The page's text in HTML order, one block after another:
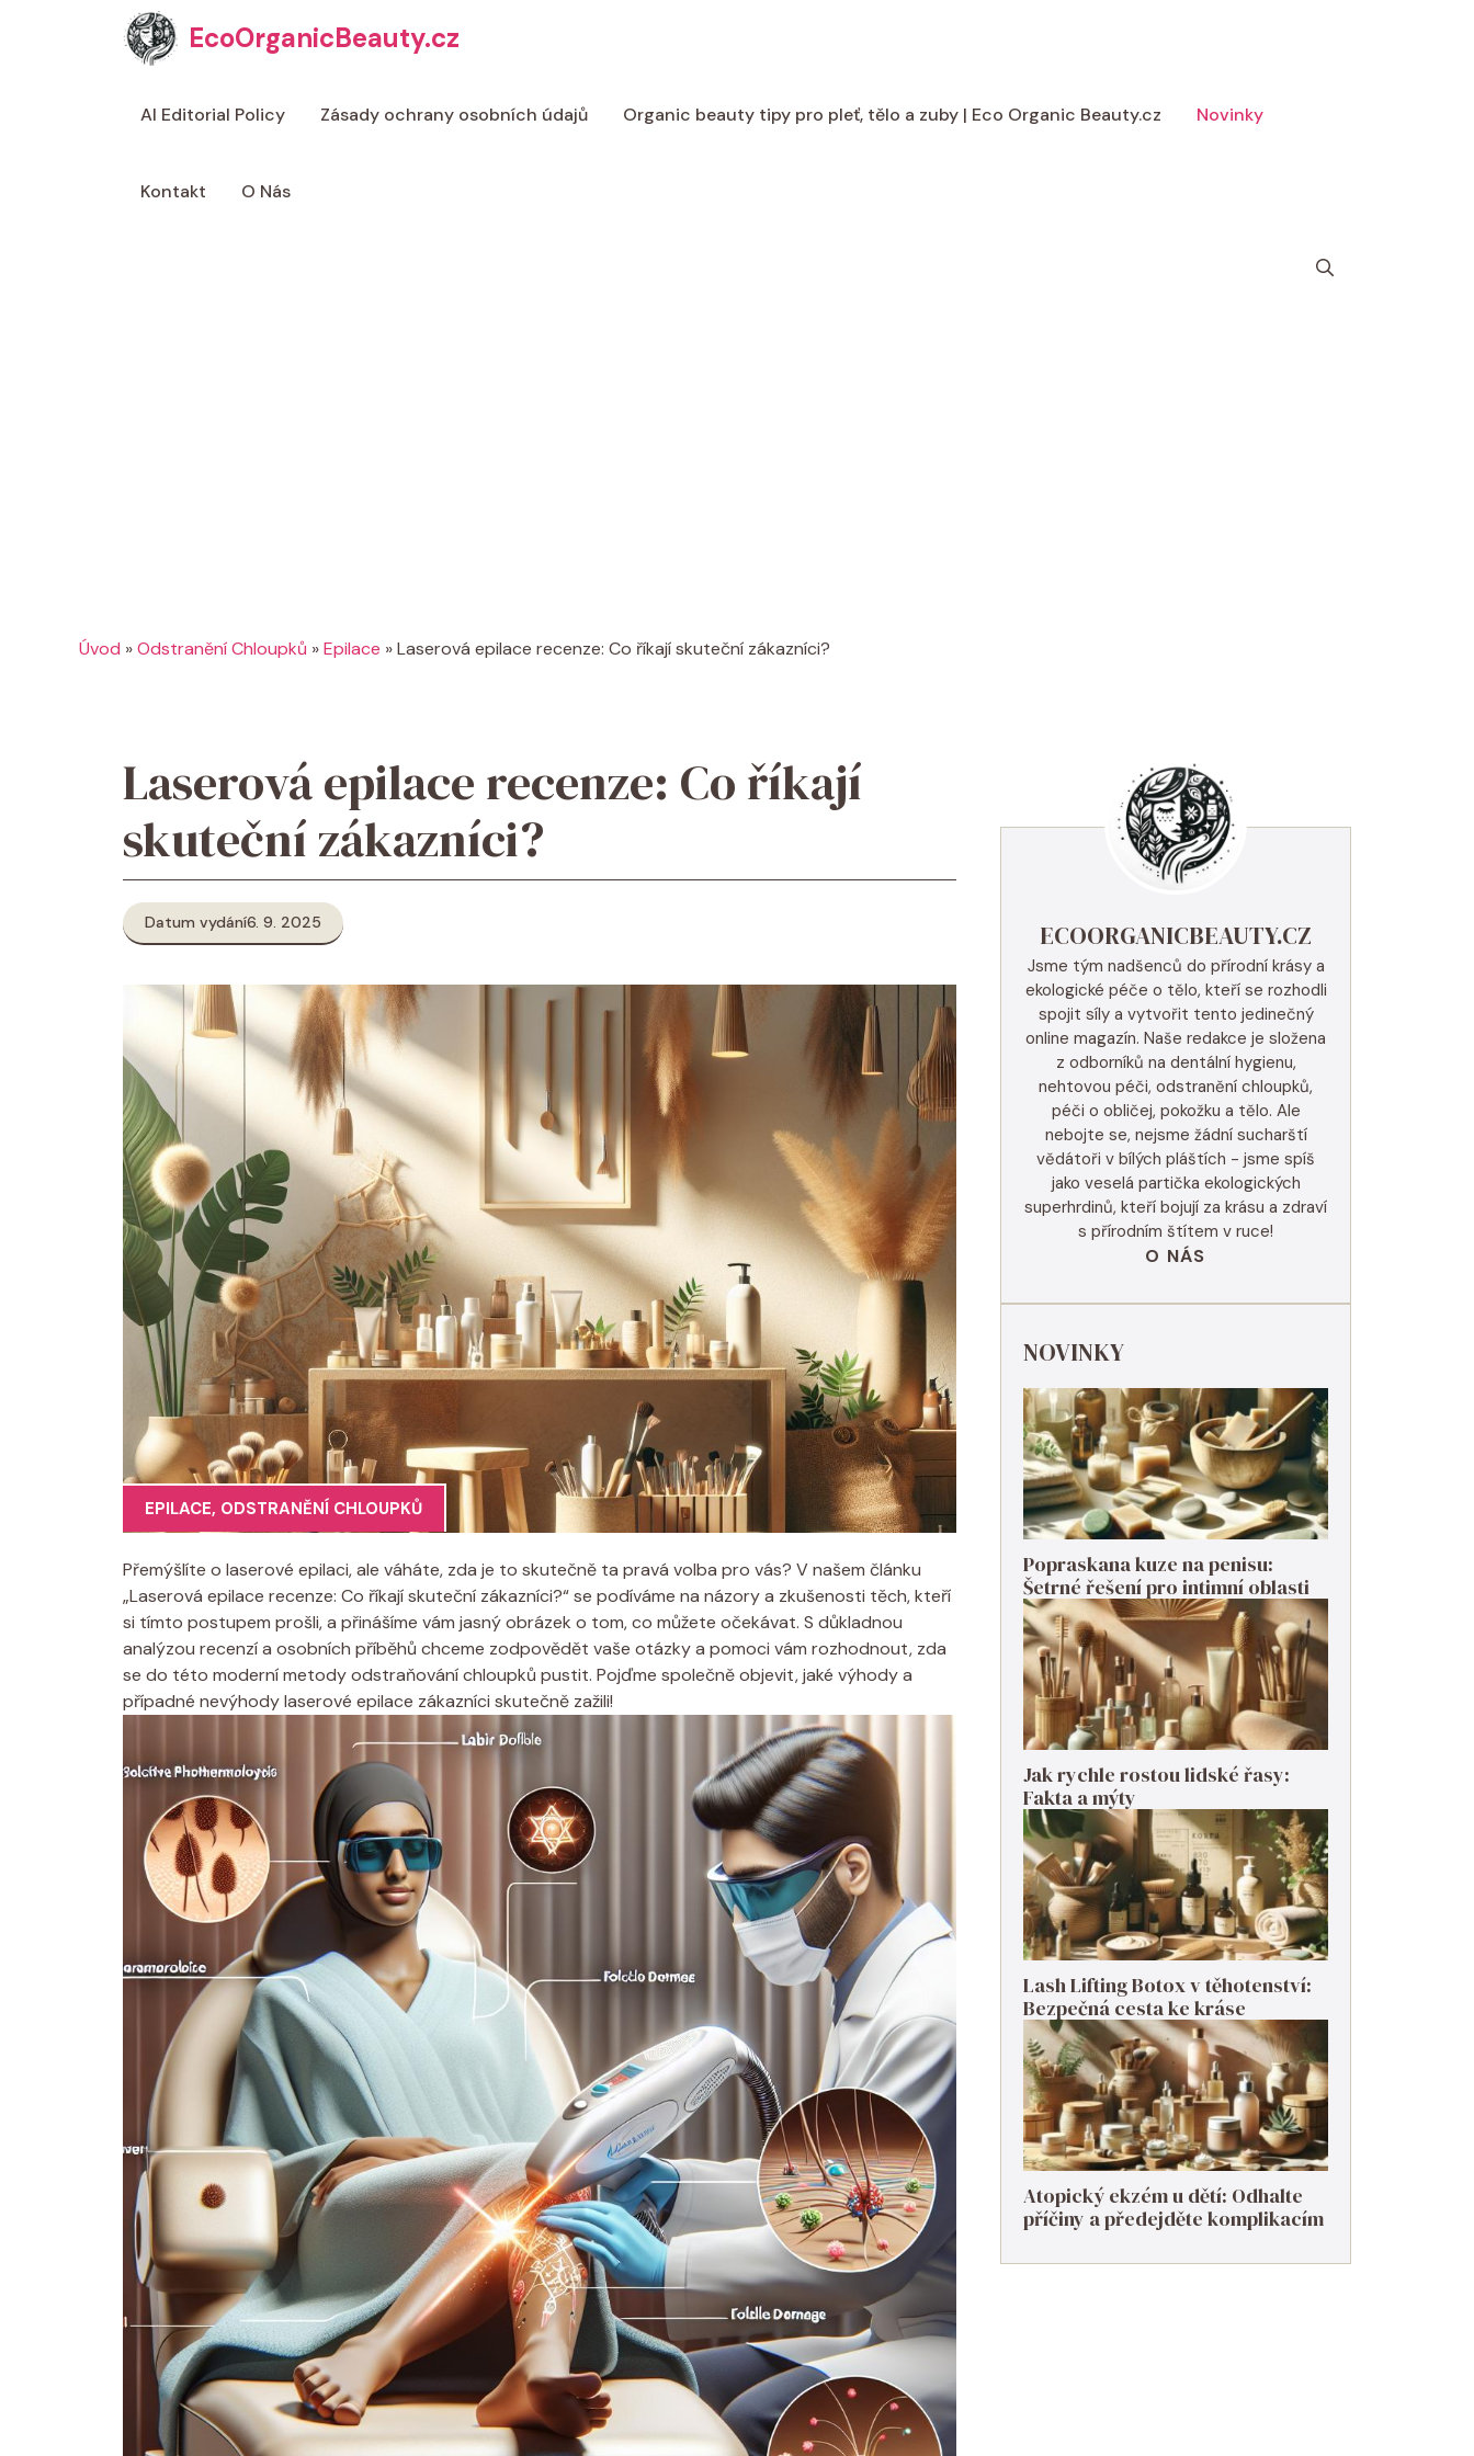
EcoOrganicBeauty.cz
AI Editorial Policy Zásady ochrany osobních údajů Organic beauty tipy pro pleť, tělo a zuby | Eco Organic Beauty.cz Novinky
Kontakt O Nás
Úvod »Odstranění Chloupků »Epilace »Laserová epilace recenze: Co říkají skuteční zákazníci?
Laserová epilace recenze: Co říkají
skuteční zákazníci?
Datum vydání6. 9. 2025
EPILACE, ODSTRANĚNÍ CHLOUPKŮ
Přemýšlíte o laserové epilaci, ale váháte, zda je to skutečně ta pravá volba pro vás? V našem článku
„Laserová epilace recenze: Co říkají skuteční zákazníci?“ se podíváme na názory a zkušenosti těch, kteří
si tímto postupem prošli, a přinášíme vám jasný obrázek o tom, co můžete očekávat. S důkladnou
analýzou recenzí a osobních příběhů chceme zodpovědět vaše otázky a pomoci vám rozhodnout, zda
se do této moderní metody odstraňování chloupků pustit. Pojďme společně objevit, jaké výhody a
případné nevýhody laserové epilace zákazníci skutečně zažili!
ECOORGANICBEAUTY.CZ
Jsme tým nadšenců do přírodní krásy a
ekologické péče o tělo, kteří se rozhodli
spojit síly a vytvořit tento jedinečný
online magazín. Naše redakce je složena
z odborníků na dentální hygienu,
nehtovou péči, odstranění chloupků,
péči o obličej, pokožku a tělo. Ale
nebojte se, nejsme žádní sucharští
vědátoři v bílých pláštích - jsme spíš
jako veselá partička ekologických
superhrdinů, kteří bojují za krásu a zdraví
s přírodním štítem v ruce!
O NÁS
NOVINKY
Popraskana kuze na penisu:
Šetrné řešení pro intimní oblasti
Jak rychle rostou lidské řasy:
Fakta a mýty
Lash Lifting Botox v těhotenství:
Bezpečná cesta ke kráse
Atopický ekzém u dětí: Odhalte
příčiny a předejděte komplikacím